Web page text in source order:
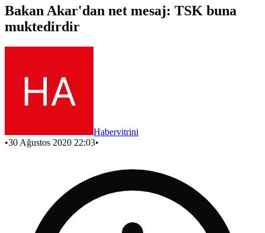
Bakan Akar'dan net mesaj: TSK buna
muktedirdir
Habervitrini
•30 Ağustos 2020 22:03•